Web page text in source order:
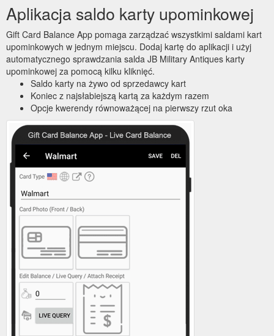
Aplikacja saldo karty upominkowej
Gift Card Balance App pomaga zarządzać wszystkimi saldami kart
upominkowych w jednym miejscu. Dodaj kartę do aplikacji i użyj
automatycznego sprawdzania salda JB Military Antiques karty
upominkowej za pomocą kilku kliknięć.
Saldo karty na żywo od sprzedawcy kart
Koniec z najsłabiejszą kartą za każdym razem
Opcje kwerendy równoważącej na pierwszy rzut oka